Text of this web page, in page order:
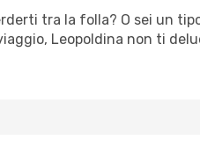
tra la folla? O sei un
Leopoldina non ti